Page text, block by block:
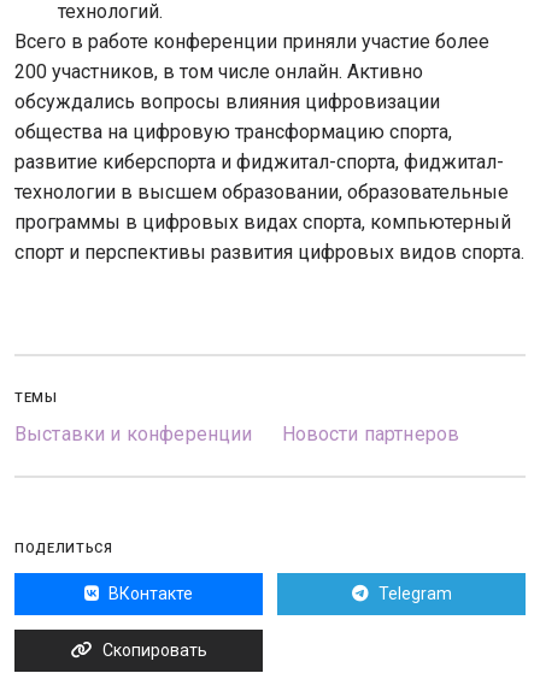
технологий.
Всего в работе конференции приняли участие более
200 участников, в том числе онлайн. Активно
обсуждались вопросы влияния цифровизации
общества на цифровую трансформацию спорта,
развитие киберспорта и фиджитал-спорта, фиджитал-
технологии в высшем образовании, образовательные
программы в цифровых видах спорта, компьютерный
спорт и перспективы развития цифровых видов спорта.
ТЕМЫ
Выставки и конференции Новости партнеров
ПОДЕЛИТЬСЯ
ВКонтакте Telegram
Скопировать